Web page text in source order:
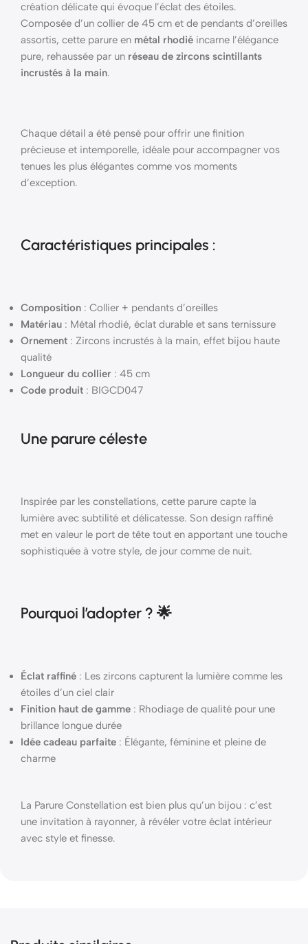
création délicate qui évoque l’éclat des étoiles.
Composée d’un collier de 45 cm et de pendants d’oreilles
assortis, cette parure en métal rhodié incarne l’élégance
pure, rehaussée par un réseau de zircons scintillants
incrustés à la main.
Chaque détail a été pensé pour offrir une finition
précieuse et intemporelle, idéale pour accompagner vos
tenues les plus élégantes comme vos moments
d’exception.
Caractéristiques principales :
Composition : Collier + pendants d’oreilles
Matériau : Métal rhodié, éclat durable et sans ternissure
Ornement : Zircons incrustés à la main, effet bijou haute
qualité
Longueur du collier : 45 cm
Code produit : BIGCD047
Une parure céleste
Inspirée par les constellations, cette parure capte la
lumière avec subtilité et délicatesse. Son design raffiné
met en valeur le port de tête tout en apportant une touche
sophistiquée à votre style, de jour comme de nuit.
Pourquoi l’adopter ? 🌟
Éclat raffiné : Les zircons capturent la lumière comme les
étoiles d’un ciel clair
Finition haut de gamme : Rhodiage de qualité pour une
brillance longue durée
Idée cadeau parfaite : Élégante, féminine et pleine de
charme
La Parure Constellation est bien plus qu’un bijou : c’est
une invitation à rayonner, à révéler votre éclat intérieur
avec style et finesse.